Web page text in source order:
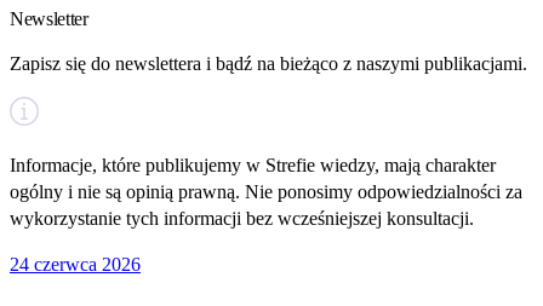
Newsletter
Zapisz się do newslettera i bądź na bieżąco z naszymi publikacjami.
Informacje, które publikujemy w Strefie wiedzy, mają charakter
ogólny i nie są opinią prawną. Nie ponosimy odpowiedzialności za
wykorzystanie tych informacji bez wcześniejszej konsultacji.
24 czerwca 2026